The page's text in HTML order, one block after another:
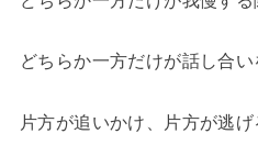
どちらか一方だけが話し合い
片方が追いかけ、片方が逃げ